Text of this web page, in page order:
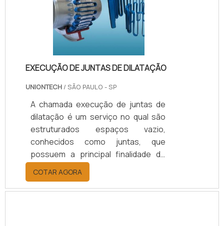
infiltrações, sendo a sua aplicação
de extrema importância. A aplicação
de juntas de dilatação requer mão de
EXECUÇÃO DE JUNTAS DE DILATAÇÃO
UNIONTECH / SÃO PAULO - SP
A chamada execução de juntas de
dilatação é um serviço no qual são
estruturados espaços vazio,
conhecidos como juntas, que
possuem a principal finalidade de
permitir estruturas de uma
construção possa se deslocar,
devido ao movimento causado pela
COTAR AGORA